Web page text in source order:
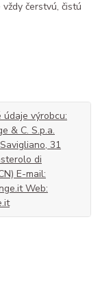
čerstvú, čistú
údaje výrobcu:
& C. S.p.a.
31
di
E-mail:
Web: